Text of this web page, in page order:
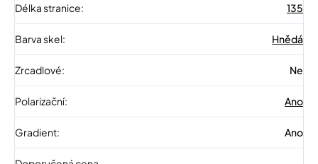
Délka stranice: 135
Barva skel: Hnědá
Zrcadlové: Ne
Polarizační: Ano
Gradient: Ano